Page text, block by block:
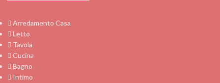
Arredamento Casa
Letto
Tavola
Cucina
Bagno
Intimo